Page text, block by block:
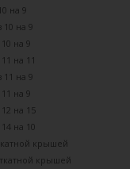
на 9
на 9
на 9
на 11
на 9
на 9
на 15
на 10
крышей
крышей